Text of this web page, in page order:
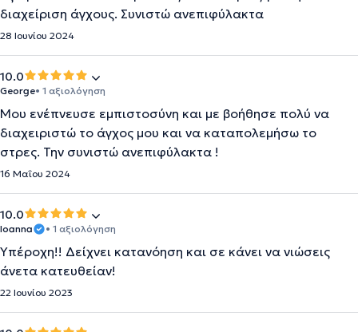
διαχείριση άγχους. Συνιστώ ανεπιφύλακτα
28 Ιουνίου 2024
10.0
George• 1 αξιολόγηση
Μου ενέπνευσε εμπιστοσύνη και με βοήθησε πολύ να
διαχειριστώ το άγχος μου και να καταπολεμήσω το
στρες. Την συνιστώ ανεπιφύλακτα !
16 Μαΐου 2024
10.0
Ioanna • 1 αξιολόγηση
Υπέροχη!! Δείχνει κατανόηση και σε κάνει να νιώσεις
άνετα κατευθείαν!
22 Ιουνίου 2023